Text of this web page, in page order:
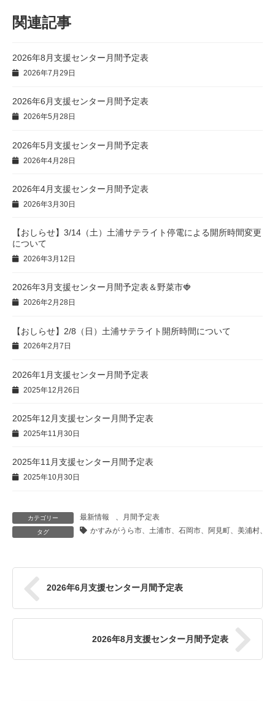
関連記事
2026年8月支援センター月間予定表
2026年7月29日
2026年6月支援センター月間予定表
2026年5月28日
2026年5月支援センター月間予定表
2026年4月28日
2026年4月支援センター月間予定表
2026年3月30日
【おしらせ】3/14（土）土浦サテライト停電による開所時間変更
について
2026年3月12日
2026年3月支援センター月間予定表＆野菜市🍓
2026年2月28日
【おしらせ】2/8（日）土浦サテライト開所時間について
2026年2月7日
2026年1月支援センター月間予定表
2025年12月26日
2025年12月支援センター月間予定表
2025年11月30日
2025年11月支援センター月間予定表
2025年10月30日
カテゴリー 最新情報 、 月間予定表
タグ かすみがうら市、土浦市、石岡市、阿見町、美浦村、
2026年6月支援センター月間予定表
2026年8月支援センター月間予定表